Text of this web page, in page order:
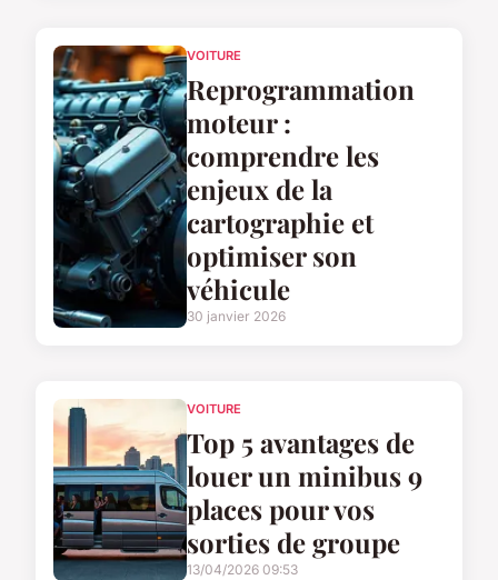
VOITURE
Reprogrammation
moteur :
comprendre les
enjeux de la
cartographie et
optimiser son
véhicule
30 janvier 2026
VOITURE
Top 5 avantages de
louer un minibus 9
places pour vos
sorties de groupe
13/04/2026 09:53